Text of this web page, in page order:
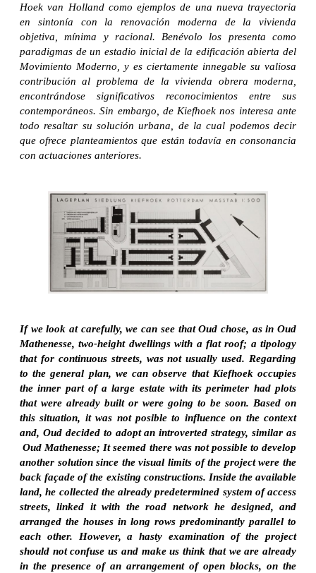
Hoek van Holland como ejemplos de una nueva trayectoria
en sintonía con la renovación moderna de la vivienda
objetiva, mínima y racional. Benévolo los presenta como
paradigmas de un estadio inicial de la edificación abierta del
Movimiento Moderno, y es ciertamente innegable su valiosa
contribución al problema de la vivienda obrera moderna,
encontrándose significativos reconocimientos entre sus
contemporáneos. Sin embargo, de Kiefhoek nos interesa ante
todo resaltar su solución urbana, de la cual podemos decir
que ofrece planteamientos que están todavía en consonancia
con actuaciones anteriores.
If we look at carefully, we can see that Oud chose, as in Oud
Mathenesse, two-height dwellings with a flat roof; a tipology
that for continuous streets, was not usually used. Regarding
to the general plan, we can observe that Kiefhoek occupies
the inner part of a large estate with its perimeter had plots
that were already built or were going to be soon. Based on
this situation, it was not posible to influence on the context
and, Oud decided to adopt an introverted strategy, similar as
Oud Mathenesse; It seemed there was not possible to develop
another solution since the visual limits of the project were the
back façade of the existing constructions. Inside the available
land, he collected the already predetermined system of access
streets, linked it with the road network he designed, and
arranged the houses in long rows predominantly parallel to
each other. However, a hasty examination of the project
should not confuse us and make us think that we are already
in the presence of an arrangement of open blocks, on the